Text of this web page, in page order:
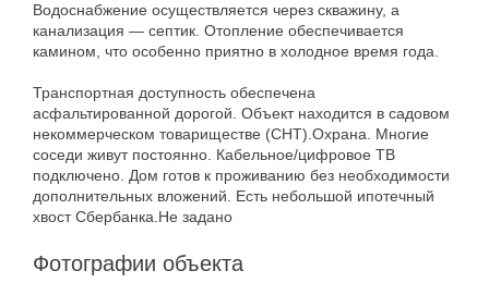
Водоснабжение осуществляется через скважину, а
канализация — септик. Отопление обеспечивается
камином, что особенно приятно в холодное время года.
Транспортная доступность обеспечена
асфальтированной дорогой. Объект находится в садовом
некоммерческом товариществе (СНТ).Охрана. Многие
соседи живут постоянно. Кабельное/цифровое ТВ
подключено. Дом готов к проживанию без необходимости
дополнительных вложений. Есть небольшой ипотечный
хвост Сбербанка.Не задано
Фотографии объекта